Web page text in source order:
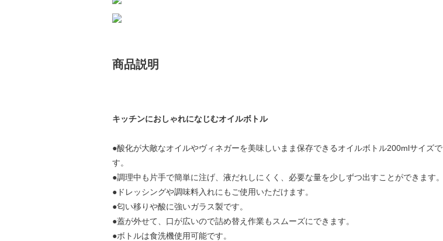
商品説明
キッチンにおしゃれになじむオイルボトル
●酸化が大敵なオイルやヴィネガーを美味しいまま保存できるオイルボトル200mlサイズで
す。
●調理中も片手で簡単に注げ、液だれしにくく、必要な量を少しずつ出すことができます。
●ドレッシングや調味料入れにもご使用いただけます。
●匂い移りや酸に強いガラス製です。
●蓋が外せて、口が広いので詰め替え作業もスムーズにできます。
●ボトルは食洗機使用可能です。